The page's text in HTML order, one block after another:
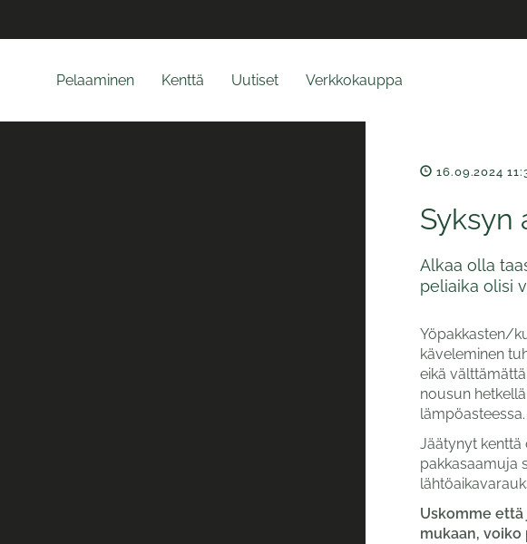
Pelaaminen Kenttä Uutiset Verkkokauppa
16.09.2024
Syksyn
Alkaa olla
peliaika olisi
Yöpakkasten/
käveleminen
eikä
nousun
Jäätynyt kenttä
pakkasaamuja
Uskomme
mukaan, voiko